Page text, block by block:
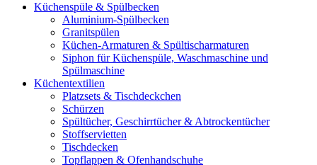
Küchenspüle & Spülbecken
Aluminium-Spülbecken
Granitspülen
Küchen-Armaturen & Spültischarmaturen
Siphon für Küchenspüle, Waschmaschine und
Spülmaschine
Küchentextilien
Platzsets & Tischdeckchen
Schürzen
Spültücher, Geschirrtücher & Abtrockentücher
Stoffservietten
Tischdecken
Topflappen & Ofenhandschuhe